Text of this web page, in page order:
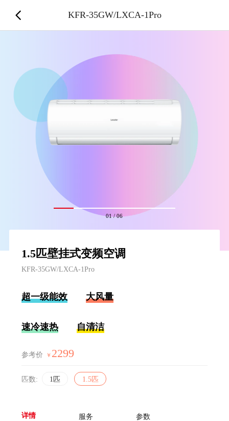
01/06
1.5匹壁挂式变频空调
KFR-35GW/LXCA-1Pro
超一级能效 大风量
速冷速热 自清洁
参考价 ￥ 2299
匹数: 1匹 1.5匹
详情 服务 参数
KFR-35GW/LXCA-1Pro